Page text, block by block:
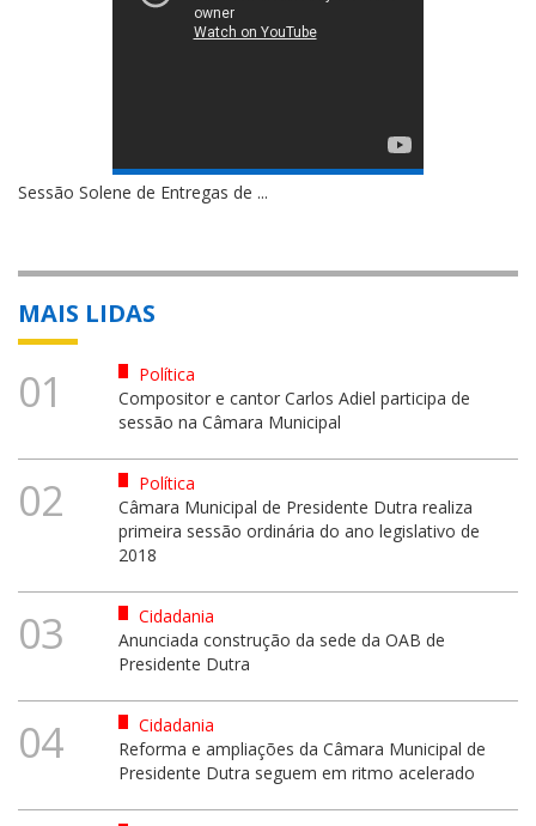
Sessão Solene de Entregas de ...
MAIS LIDAS
01
Política
Compositor e cantor Carlos Adiel participa de
sessão na Câmara Municipal
02
Política
Câmara Municipal de Presidente Dutra realiza
primeira sessão ordinária do ano legislativo de
2018
03
Cidadania
Anunciada construção da sede da OAB de
Presidente Dutra
04
Cidadania
Reforma e ampliações da Câmara Municipal de
Presidente Dutra seguem em ritmo acelerado